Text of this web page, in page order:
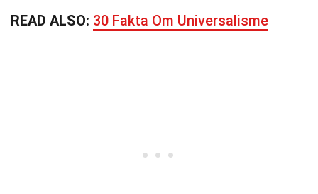
READ ALSO: 30 Fakta Om Universalisme